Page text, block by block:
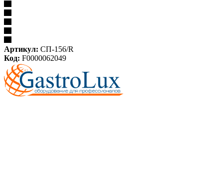
Артикул: СП-156/R
Код: F0000062049